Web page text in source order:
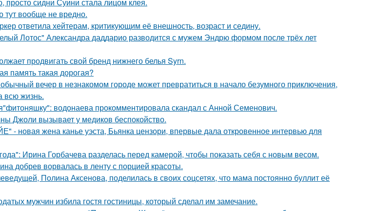
тут вообще не вредно.
ответила хейтерам, критикующим её внешность, возраст и седину.
Лотос" Александра даддарио разводится с мужем Эндрю формом после трёх лет
продвигать свой бренд нижнего белья Syrn.
память такая дорогая?
вечер в незнакомом городе может превратиться в начало безумного приключения,
всю жизнь.
водонаева прокомментировала скандал с Анной Семенович.
Джоли вызывает у медиков беспокойство.
- новая жена канье уэста, Бьянка цензори, впервые дала откровенное интервью для
Ирина Горбачева разделась перед камерой, чтобы показать себя с новым весом.
добрев ворвалась в ленту с порцией красоты.
Полина Аксенова, поделилась в своих соцсетях, что мама постоянно буллит её
мужчин избила гостя гостиницы, который сделал им замечание.